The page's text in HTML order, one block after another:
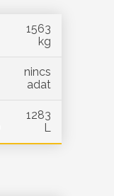
1563
kg
nincs
adat
1283
L